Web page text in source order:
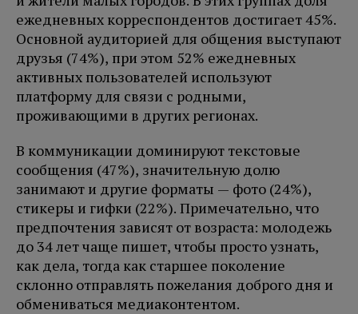
ежедневных корреспондентов достигает 45%.
Основной аудиторией для общения выступают
друзья (74%), при этом 52% ежедневных
активных пользователей используют
платформу для связи с родными,
проживающими в других регионах.
В коммуникации доминируют текстовые
сообщения (47%), значительную долю
занимают и другие форматы — фото (24%),
стикеры и гифки (22%). Примечательно, что
предпочтения зависят от возраста: молодежь
до 34 лет чаще пишет, чтобы просто узнать,
как дела, тогда как старшее поколение
склонно отправлять пожелания доброго дня и
обмениваться медиаконтентом.